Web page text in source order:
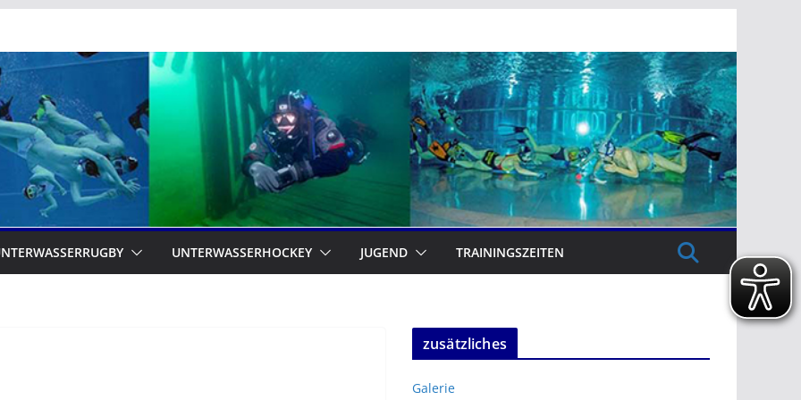
UNTERWASSERHOCKEY JUGEND TRAININGSZEITEN
zusätzliches
Galerie